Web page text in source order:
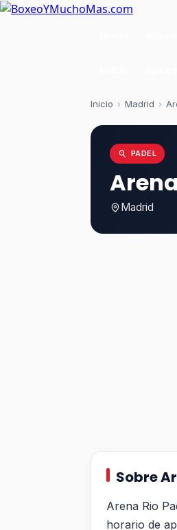
Inicio › Madrid ›
PADEL
Madrid
Sobre
Arena Rio
horario de